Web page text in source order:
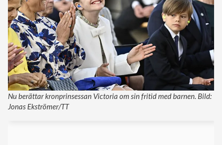
Nu berättar kronprinsessan Victoria om sin fritid med barnen. Bild:
Jonas Ekströmer/TT